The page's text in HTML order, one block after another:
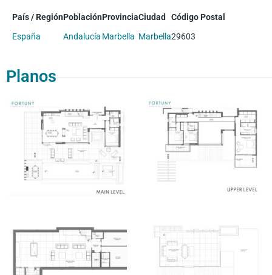
País / Región
España
Población
Andalucía
Provincia
Marbella
Ciudad
Marbella
Código Postal
29603
Planos